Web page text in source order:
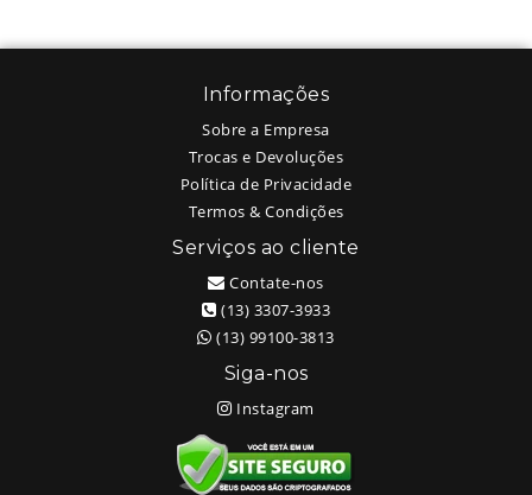
Informações
Sobre a Empresa
Trocas e Devoluções
Política de Privacidade
Termos & Condições
Serviços ao cliente
Contate-nos
(13) 3307-3933
(13) 99100-3813
Siga-nos
Instagram